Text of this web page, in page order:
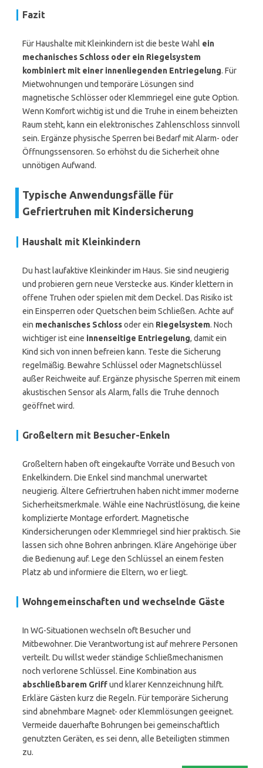
Fazit
Für Haushalte mit Kleinkindern ist die beste Wahl ein
mechanisches Schloss oder ein Riegelsystem
kombiniert mit einer innenliegenden Entriegelung. Für
Mietwohnungen und temporäre Lösungen sind
magnetische Schlösser oder Klemmriegel eine gute Option.
Wenn Komfort wichtig ist und die Truhe in einem beheizten
Raum steht, kann ein elektronisches Zahlenschloss sinnvoll
sein. Ergänze physische Sperren bei Bedarf mit Alarm- oder
Öffnungssensoren. So erhöhst du die Sicherheit ohne
unnötigen Aufwand.
Typische Anwendungsfälle für
Gefriertruhen mit Kindersicherung
Haushalt mit Kleinkindern
Du hast laufaktive Kleinkinder im Haus. Sie sind neugierig
und probieren gern neue Verstecke aus. Kinder klettern in
offene Truhen oder spielen mit dem Deckel. Das Risiko ist
ein Einsperren oder Quetschen beim Schließen. Achte auf
ein mechanisches Schlossoder ein Riegelsystem. Noch
wichtiger ist eine innenseitige Entriegelung, damit ein
Kind sich von innen befreien kann. Teste die Sicherung
regelmäßig. Bewahre Schlüssel oder Magnetschlüssel
außer Reichweite auf. Ergänze physische Sperren mit einem
akustischen Sensor als Alarm, falls die Truhe dennoch
geöffnet wird.
Großeltern mit Besucher-Enkeln
Großeltern haben oft eingekaufte Vorräte und Besuch von
Enkelkindern. Die Enkel sind manchmal unerwartet
neugierig. Ältere Gefriertruhen haben nicht immer moderne
Sicherheitsmerkmale. Wähle eine Nachrüstlösung, die keine
komplizierte Montage erfordert. Magnetische
Kindersicherungen oder Klemmriegel sind hier praktisch. Sie
lassen sich ohne Bohren anbringen. Kläre Angehörige über
die Bedienung auf. Lege den Schlüssel an einem festen
Platz ab und informiere die Eltern, wo er liegt.
Wohngemeinschaften und wechselnde Gäste
In WG-Situationen wechseln oft Besucher und
Mitbewohner. Die Verantwortung ist auf mehrere Personen
verteilt. Du willst weder ständige Schließmechanismen
noch verlorene Schlüssel. Eine Kombination aus
abschließbarem Griffund klarer Kennzeichnung hilft.
Erkläre Gästen kurz die Regeln. Für temporäre Sicherung
sind abnehmbare Magnet- oder Klemmlösungen geeignet.
Vermeide dauerhafte Bohrungen bei gemeinschaftlich
genutzten Geräten, es sei denn, alle Beteiligten stimmen
zu.